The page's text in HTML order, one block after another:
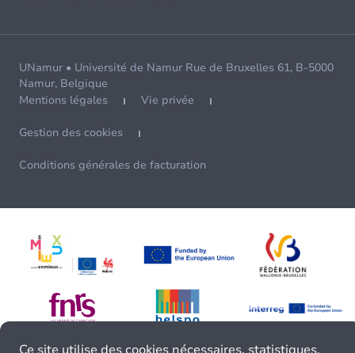
UNamur • Université de Namur Rue de Bruxelles 61, B-5000
Namur, Belgique
Mentions légales
Vie privée
Gestion des cookies
Conditions générales de facturation